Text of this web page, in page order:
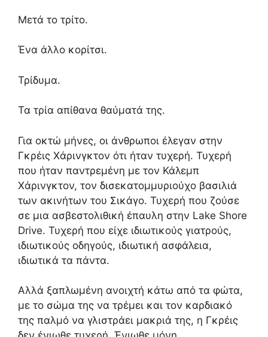
Μετά το τρίτο.
Ένα άλλο κορίτσι.
Τρίδυμα.
Τα τρία απίθανα θαύματά της.
Για οκτώ μήνες, οι άνθρωποι έλεγαν στην
Γκρέις Χάρινγκτον ότι ήταν τυχερή. Τυχερή
που ήταν παντρεμένη με τον Κάλεμπ
Χάρινγκτον, τον δισεκατομμυριούχο βασιλιά
των ακινήτων του Σικάγο. Τυχερή που ζούσε
σε μια ασβεστολιθική έπαυλη στην Lake Shore
Drive. Τυχερή που είχε ιδιωτικούς γιατρούς,
ιδιωτικούς οδηγούς, ιδιωτική ασφάλεια,
ιδιωτικά τα πάντα.
Αλλά ξαπλωμένη ανοιχτή κάτω από τα φώτα,
με το σώμα της να τρέμει και τον καρδιακό
της παλμό να γλιστράει μακριά της, η Γκρέις